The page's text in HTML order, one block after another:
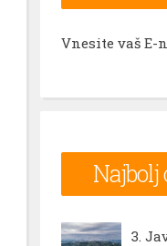
Vnesite vaš E-
Najbolj
3.